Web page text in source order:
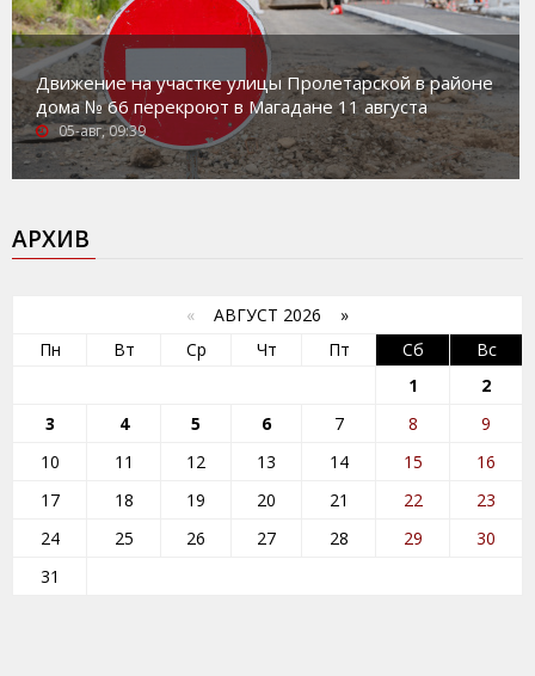
Движение на участке улицы Пролетарской в районе
дома № 66 перекроют в Магадане 11 августа
05-авг, 09:39
АРХИВ
« АВГУСТ 2026 »
Пн
Вт Ср Чт Пт Сб
Вс
1
2
3
4 5 6 7 8
9
10
11 12 13 14 15
16
17
18 19 20 21 22
23
24
25 26 27 28 29
30
31